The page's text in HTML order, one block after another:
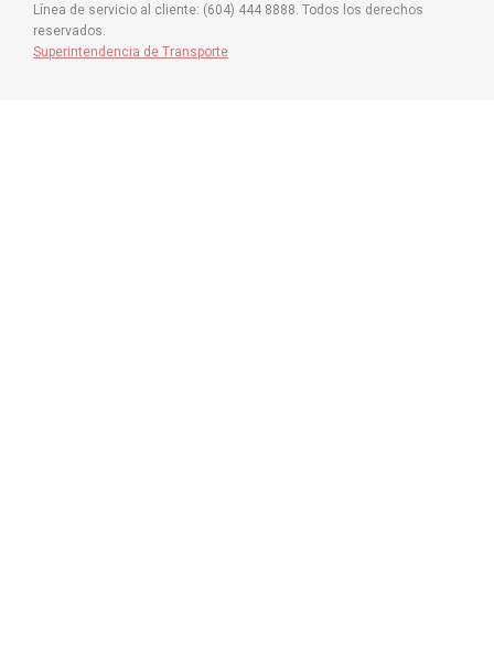
Línea de servicio al cliente: (604) 444 8888. Todos los derechos
reservados.
Superintendencia de Transporte